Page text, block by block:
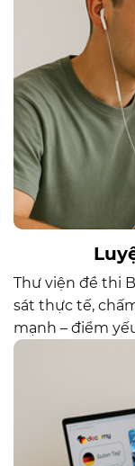
Thư viện đề thi
sát thực tế,
mạnh – điểm